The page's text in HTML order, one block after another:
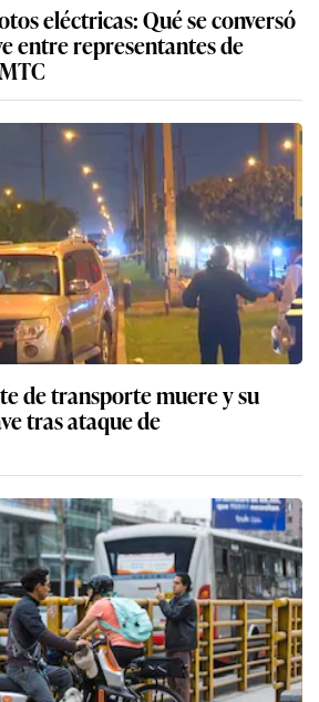
eléctricas: Qué se conversó
entre representantes de
de transporte muere y su
tras ataque de